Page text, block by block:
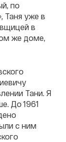
по
Таня уже в
в
же доме,
Тани. Я
До 1961
с ним